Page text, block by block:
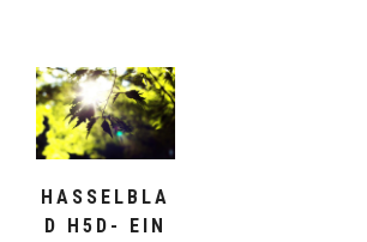
HASSELBLA
D H5D- EIN